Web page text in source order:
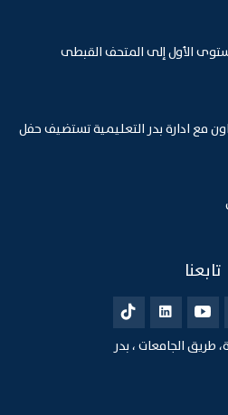
الأول إلى المتحف القبطى
مع ادارة بدر التعليمية تستضيف حفل
تابعنا
طريق الجامعات ، بدر